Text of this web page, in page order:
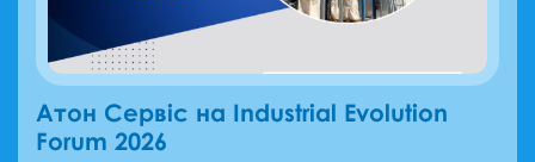
Атон Сервіс на Industrial Evolution
Forum 2026